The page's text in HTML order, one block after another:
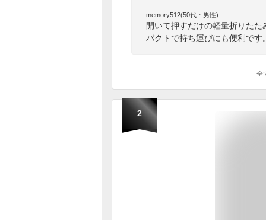
memory512(50代・男性)
開いて押すだけの軽量折りた
パクトで持ち運びにも便利で
全
2